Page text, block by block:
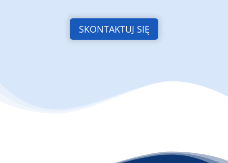
SKONTAKTUJ SIĘ